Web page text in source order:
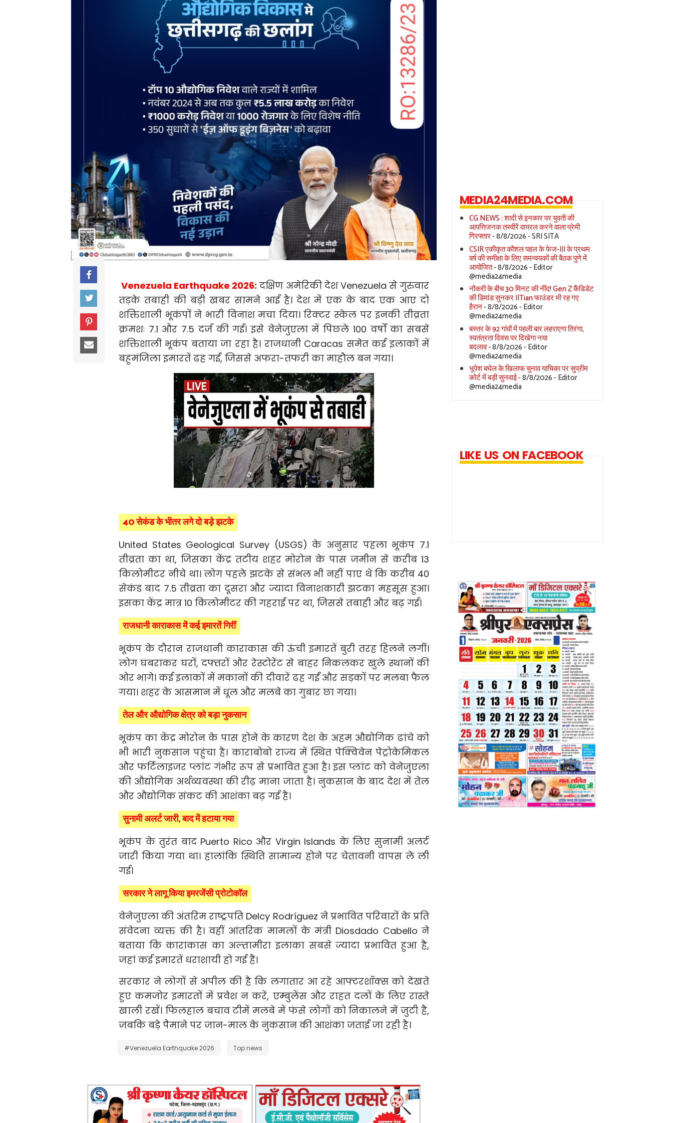
Venezuela Earthquake 2026: दक्षिण अमेरिकी देश Venezuela से गुरुवार
तड़के तबाही की बड़ी खबर सामने आई है। देश में एक के बाद एक आए दो
शक्तिशाली भूकंपों ने भारी विनाश मचा दिया। रिक्टर स्केल पर इनकी तीव्रता
क्रमशः 7.1 और 7.5 दर्ज की गई। इसे वेनेजुएला में पिछले 100 वर्षों का सबसे
शक्तिशाली भूकंप बताया जा रहा है। राजधानी Caracas समेत कई इलाकों में
बहुमंजिला इमारतें ढह गईं, जिससे अफरा-तफरी का माहौल बन गया।
40 सेकंड के भीतर लगे दो बड़े झटके
United States Geological Survey (USGS) के अनुसार पहला भूकंप 7.1
तीव्रता का था, जिसका केंद्र तटीय शहर मोरोन के पास जमीन से करीब 13
किलोमीटर नीचे था। लोग पहले झटके से संभल भी नहीं पाए थे कि करीब 40
सेकंड बाद 7.5 तीव्रता का दूसरा और ज्यादा विनाशकारी झटका महसूस हुआ।
इसका केंद्र मात्र 10 किलोमीटर की गहराई पर था, जिससे तबाही और बढ़ गई।
राजधानी काराकास में कई इमारतें गिरीं
भूकंप के दौरान राजधानी काराकास की ऊंची इमारतें बुरी तरह हिलने लगीं।
लोग घबराकर घरों, दफ्तरों और रेस्टोरेंट से बाहर निकलकर खुले स्थानों की
ओर भागे। कई इलाकों में मकानों की दीवारें ढह गईं और सड़कों पर मलबा फैल
गया। शहर के आसमान में धूल और मलबे का गुबार छा गया।
तेल और औद्योगिक क्षेत्र को बड़ा नुकसान
भूकंप का केंद्र मोरोन के पास होने के कारण देश के अहम औद्योगिक ढांचे को
भी भारी नुकसान पहुंचा है। काराबोबो राज्य में स्थित पेक्विवेन पेट्रोकेमिकल
और फर्टिलाइजर प्लांट गंभीर रूप से प्रभावित हुआ है। इस प्लांट को वेनेजुएला
की औद्योगिक अर्थव्यवस्था की रीढ़ माना जाता है। नुकसान के बाद देश में तेल
और औद्योगिक संकट की आशंका बढ़ गई है।
सुनामी अलर्ट जारी, बाद में हटाया गया
भूकंप के तुरंत बाद Puerto Rico और Virgin Islands के लिए सुनामी अलर्ट
जारी किया गया था। हालांकि स्थिति सामान्य होने पर चेतावनी वापस ले ली
गई।
सरकार ने लागू किया इमरजेंसी प्रोटोकॉल
वेनेजुएला की अंतरिम राष्ट्रपति Delcy Rodríguez ने प्रभावित परिवारों के प्रति
संवेदना व्यक्त की है। वहीं आंतरिक मामलों के मंत्री Diosdado Cabello ने
बताया कि काराकास का अल्तामीरा इलाका सबसे ज्यादा प्रभावित हुआ है,
जहां कई इमारतें धराशायी हो गई हैं।
सरकार ने लोगों से अपील की है कि लगातार आ रहे आफ्टरशॉक्स को देखते
हुए कमजोर इमारतों में प्रवेश न करें, एम्बुलेंस और राहत दलों के लिए रास्ते
खाली रखें। फिलहाल बचाव टीमें मलबे में फंसे लोगों को निकालने में जुटी हैं,
जबकि बड़े पैमाने पर जान-माल के नुकसान की आशंका जताई जा रही है।
#Venezuela Earthquake 2026 Top news
MEDIA24MEDIA.COM
CG NEWS : शादी से इनकार पर युवती की
आपत्तिजनक तस्वीरें वायरल करने वाला प्रेमी
गिरफ्तार- 8/8/2026- SRI SITA
CSIR एकीकृत कौशल पहल के फेज-III के प्रथम
वर्ष की समीक्षा के लिए समन्वयकों की बैठक पुणे में
आयोजित- 8/8/2026- Editor
@media24media
नौकरी के बीच 30 मिनट की नींद! Gen Z कैंडिडेट
की डिमांड सुनकर IITian फाउंडर भी रह गए
हैरान- 8/8/2026- Editor
@media24media
बस्तर के 92 गांवों में पहली बार लहराएगा तिरंगा,
स्वतंत्रता दिवस पर दिखेगा नया
बदलाव- 8/8/2026- Editor
@media24media
भूपेश बघेल के खिलाफ चुनाव याचिका पर सुप्रीम
कोर्ट में बड़ी सुनवाई- 8/8/2026- Editor
@media24media
LIKE US ON FACEBOOK